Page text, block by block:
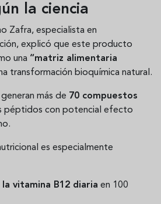
la ciencia
Zafra, especialista en
explicó que este producto
una “matriz alimentaria
transformación bioquímica natural.
más de 70 compuestos
péptidos con potencial efecto
es especialmente
vitamina B12 diaria en 100